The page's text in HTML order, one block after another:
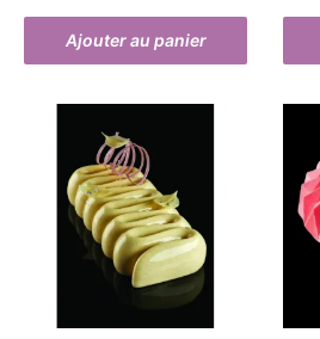
Ajouter au panier